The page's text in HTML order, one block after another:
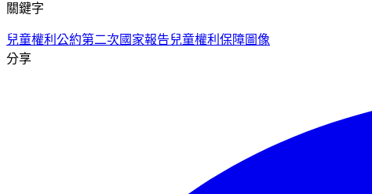
關鍵字
兒童權利公約第二次國家報告兒童權利保障圖像
分享